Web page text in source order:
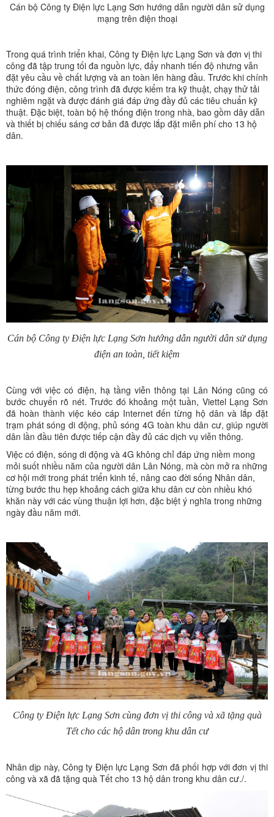
Cán bộ Công ty Điện lực Lạng Sơn hướng dẫn người dân sử dụng
mạng trên điện thoại
Trong quá trình triển khai, Công ty Điện lực Lạng Sơn và đơn vị thi
công đã tập trung tối đa nguồn lực, đẩy nhanh tiến độ nhưng vẫn
đặt yêu cầu về chất lượng và an toàn lên hàng đầu. Trước khi chính
thức đóng điện, công trình đã được kiểm tra kỹ thuật, chạy thử tải
nghiêm ngặt và được đánh giá đáp ứng đầy đủ các tiêu chuẩn kỹ
thuật. Đặc biệt, toàn bộ hệ thống điện trong nhà, bao gồm dây dẫn
và thiết bị chiếu sáng cơ bản đã được lắp đặt miễn phí cho 13 hộ
dân.
Cán bộ Công ty Điện lực Lạng Sơn hướng dẫn người dân sử dụng
điện an toàn, tiết kiệm
Cùng với việc có điện, hạ tầng viễn thông tại Lân Nóng cũng có
bước chuyển rõ nét. Trước đó khoảng một tuần, Viettel Lạng Sơn
đã hoàn thành việc kéo cáp Internet đến từng hộ dân và lắp đặt
trạm phát sóng di động, phủ sóng 4G toàn khu dân cư, giúp người
dân lần đầu tiên được tiếp cận đầy đủ các dịch vụ viễn thông.
Việc có điện, sóng di động và 4G không chỉ đáp ứng niềm mong
mỏi suốt nhiều năm của người dân Lân Nóng, mà còn mở ra những
cơ hội mới trong phát triển kinh tế, nâng cao đời sống Nhân dân,
từng bước thu hẹp khoảng cách giữa khu dân cư còn nhiều khó
khăn này với các vùng thuận lợi hơn, đặc biệt ý nghĩa trong những
ngày đầu năm mới.
Công ty Điện lực Lạng Sơn cùng đơn vị thi công và xã tặng quà
Tết cho các hộ dân trong khu dân cư
Nhân dịp này, Công ty Điện lực Lạng Sơn đã phối hợp với đơn vị thi
công và xã đã tặng quà Tết cho 13 hộ dân trong khu dân cư./.